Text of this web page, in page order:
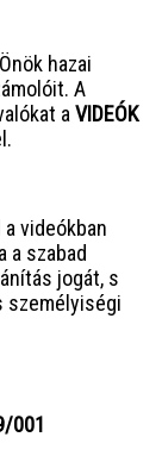
hazai
A
aVIDEÓK
videókban
a szabad
jogát, s
személyiségi
001